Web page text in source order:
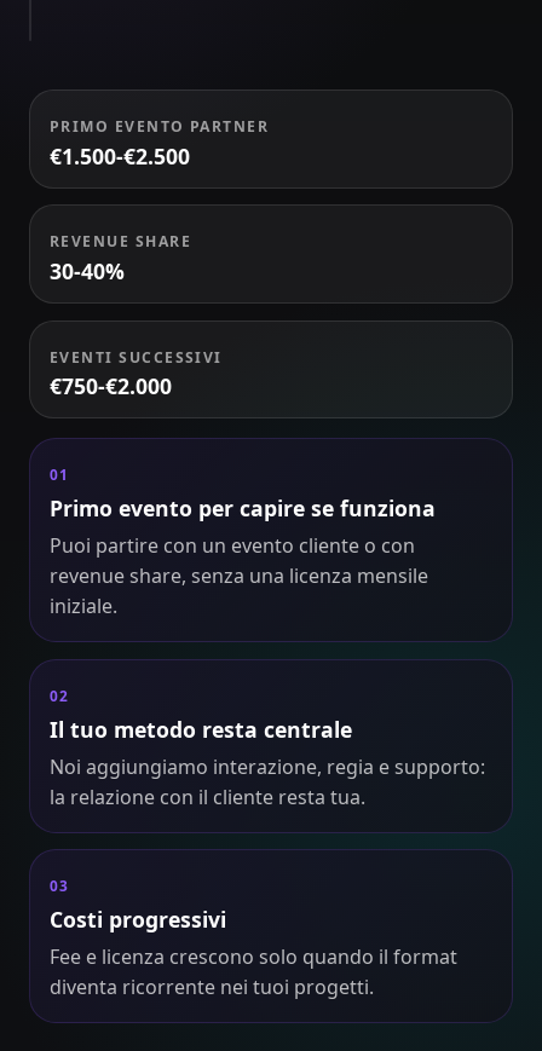
PRIMO EVENTO PARTNER
€1.500-€2.500
REVENUE SHARE
30-40%
EVENTI SUCCESSIVI
€750-€2.000
01
Primo evento per capire se funziona
Puoi partire con un evento cliente o con
revenue share, senza una licenza mensile
iniziale.
02
Il tuo metodo resta centrale
Noi aggiungiamo interazione, regia e supporto:
la relazione con il cliente resta tua.
03
Costi progressivi
Fee e licenza crescono solo quando il format
diventa ricorrente nei tuoi progetti.